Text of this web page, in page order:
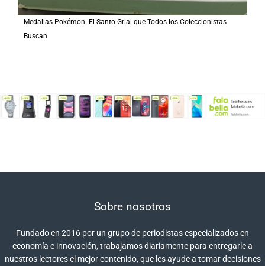
Medallas Pokémon: El Santo Grial que Todos los Coleccionistas
Buscan
Sobre nosotros
Fundado en 2016 por un grupo de periodistas especializados en
economía e innovación, trabajamos diariamente para entregarle a
nuestros lectores el mejor contenido, que les ayude a tomar decisiones